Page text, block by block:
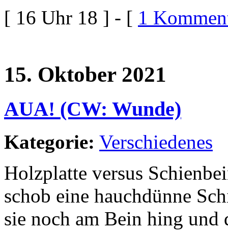
[ 16 Uhr 18 ] - [ 1
15. Oktober 2021
AUA! (CW: Wunde)
Kategorie: Verschiedenes
Holzplatte versus
schob eine hauchdünne
sie noch am Bein hing und